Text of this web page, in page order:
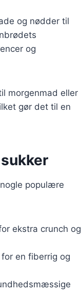
og nødder til
og
morgenmad eller
gør det til en
populære
ekstra crunch og
en fiberrig og